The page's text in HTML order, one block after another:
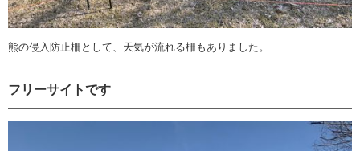
熊の侵入防止柵として、天気が流れる柵もありました。
フリーサイトです